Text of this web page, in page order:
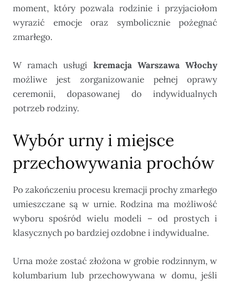
moment, który pozwala rodzinie i przyjaciołom
wyrazić emocje oraz symbolicznie pożegnać
zmarłego.
W ramach usługi kremacja Warszawa Włochy
możliwe jest zorganizowanie pełnej oprawy
ceremonii, dopasowanej do indywidualnych
potrzeb rodziny.
Wybór urny i miejsce
przechowywania prochów
Po zakończeniu procesu kremacji prochy zmarłego
umieszczane są w urnie. Rodzina ma możliwość
wyboru spośród wielu modeli – od prostych i
klasycznych po bardziej ozdobne i indywidualne.
Urna może zostać złożona w grobie rodzinnym, w
kolumbarium lub przechowywana w domu, jeśli